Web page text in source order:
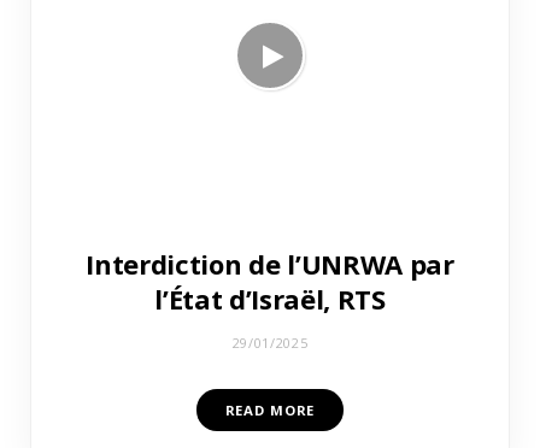
Interdiction de l’UNRWA par
l’État d’Israël, RTS
29/01/2025
READ MORE